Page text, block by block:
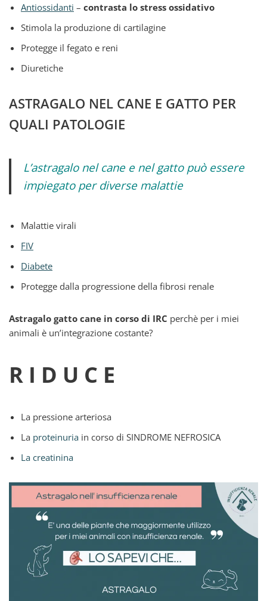
Antiossidanti – contrasta lo stress ossidativo
Stimola la produzione di cartilagine
Protegge il fegato e reni
Diuretiche
ASTRAGALO NEL CANE E GATTO PER
QUALI PATOLOGIE
L’astragalo nel cane e nel gatto può essere
impiegato per diverse malattie
Malattie virali
FIV
Diabete
Protegge dalla progressione della fibrosi renale
Astragalo gatto cane in corso di IRC perchè per i miei
animali è un’integrazione costante?
R I D U C E
La pressione arteriosa
La proteinuria in corso di SINDROME NEFROSICA
La creatinina